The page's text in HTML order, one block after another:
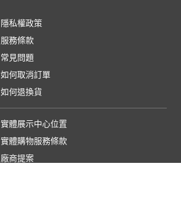
隱私權政策
服務條款
常見問題
如何取消訂單
如何退換貨
實體展示中心位置
實體購物服務條款
廠商提案